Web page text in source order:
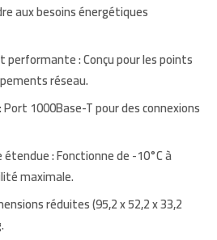
aux besoins énergétiques
performante: Conçu pour les points
réseau.
: Port 1000Base-T pour des connexions
étendue: Fonctionne de -10°C à
maximale.
réduites (95,2 x 52,2 x 33,2